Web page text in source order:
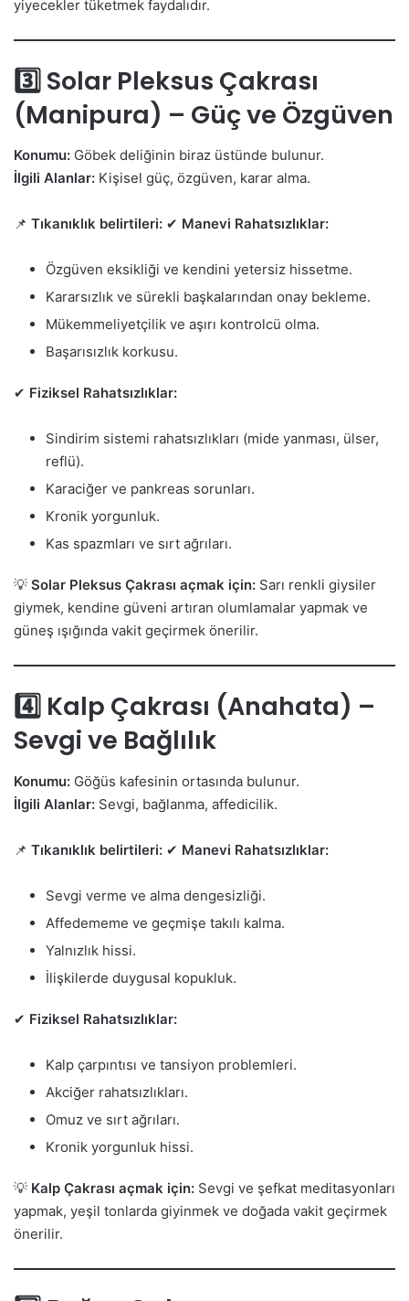
yiyecekler tüketmek faydalıdır.
3️⃣ Solar Pleksus Çakrası
(Manipura) – Güç ve Özgüven
Konumu: Göbek deliğinin biraz üstünde bulunur.
İlgili Alanlar: Kişisel güç, özgüven, karar alma.
📌 Tıkanıklık belirtileri: ✔ Manevi Rahatsızlıklar:
Özgüven eksikliği ve kendini yetersiz hissetme.
Kararsızlık ve sürekli başkalarından onay bekleme.
Mükemmeliyetçilik ve aşırı kontrolcü olma.
Başarısızlık korkusu.
✔ Fiziksel Rahatsızlıklar:
Sindirim sistemi rahatsızlıkları (mide yanması, ülser,
reflü).
Karaciğer ve pankreas sorunları.
Kronik yorgunluk.
Kas spazmları ve sırt ağrıları.
💡 Solar Pleksus Çakrası açmak için: Sarı renkli giysiler
giymek, kendine güveni artıran olumlamalar yapmak ve
güneş ışığında vakit geçirmek önerilir.
4️⃣ Kalp Çakrası (Anahata) –
Sevgi ve Bağlılık
Konumu: Göğüs kafesinin ortasında bulunur.
İlgili Alanlar: Sevgi, bağlanma, affedicilik.
📌 Tıkanıklık belirtileri: ✔ Manevi Rahatsızlıklar:
Sevgi verme ve alma dengesizliği.
Affedememe ve geçmişe takılı kalma.
Yalnızlık hissi.
İlişkilerde duygusal kopukluk.
✔ Fiziksel Rahatsızlıklar:
Kalp çarpıntısı ve tansiyon problemleri.
Akciğer rahatsızlıkları.
Omuz ve sırt ağrıları.
Kronik yorgunluk hissi.
💡 Kalp Çakrası açmak için: Sevgi ve şefkat meditasyonları
yapmak, yeşil tonlarda giyinmek ve doğada vakit geçirmek
önerilir.